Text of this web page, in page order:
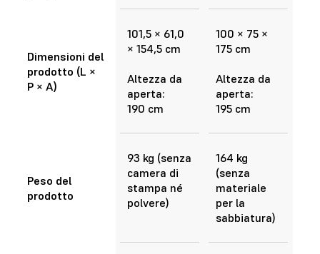
Dimensioni del
prodotto (L ×
P × A)
101,5 × 61,0
× 154,5 cm
Altezza da
aperta:
190 cm
100 × 75 ×
175 cm
Altezza da
aperta:
195 cm
Peso del
prodotto
93 kg (senza
camera di
stampa né
polvere)
164 kg
(senza
materiale
per la
sabbiatura)